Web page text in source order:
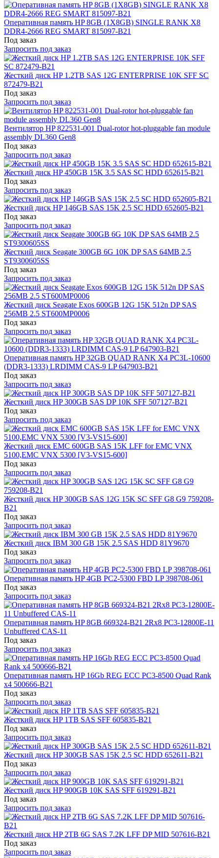
Оперативная память HP 8GB (1X8GB) SINGLE RANK X8
DDR4-2666 REG SMART 815097-B21
Под заказ
Запросить под заказ
Жесткий диск HP 1.2TB SAS 12G ENTERPRISE 10K SFF SC
872479-B21
Под заказ
Запросить под заказ
Вентилятор HP 822531-001 Dual-rotor hot-pluggable fan module
assembly DL360 Gen8
Под заказ
Запросить под заказ
Жесткий диск HP 450GB 15K 3.5 SAS SC HDD 652615-B21
Под заказ
Запросить под заказ
Жесткий диск HP 146GB SAS 15K 2.5 SC HDD 652605-B21
Под заказ
Запросить под заказ
Жесткий диск Seagate 300GB 6G 10K DP SAS 64MB 2.5
ST9300605SS
Под заказ
Запросить под заказ
Жесткий диск Seagate Exos 600GB 12G 15K 512n DP SAS
256MB 2.5 ST600MP0006
Под заказ
Запросить под заказ
Оперативная память HP 32GB QUAD RANK X4 PC3L-10600
(DDR3-1333) LRDIMM CAS-9 LP 647903-B21
Под заказ
Запросить под заказ
Жесткий диск HP 300GB SAS DP 10K SFF 507127-B21
Под заказ
Запросить под заказ
Жесткий диск EMC 600GB SAS 15K LFF for EMC VNX
5100,EMC VNX 5300 [V3-VS15-600]
Под заказ
Запросить под заказ
Жесткий диск HP 300GB SAS 12G 15K SC SFF G8 G9 759208-
B21
Под заказ
Запросить под заказ
Жесткий диск IBM 300 GB 15K 2.5 SAS HDD 81Y9670
Под заказ
Запросить под заказ
Оперативная память HP 4GB PC2-5300 FBD LP 398708-061
Под заказ
Запросить под заказ
Оперативная память HP 8GB 669324-B21 2Rx8 PC3-12800E-11
Unbuffered CAS-11
Под заказ
Запросить под заказ
Оперативная память HP 16Gb REG ECC PC3-8500 Quad Rank
x4 500666-B21
Под заказ
Запросить под заказ
Жесткий диск HP 1TB SAS SFF 605835-B21
Под заказ
Запросить под заказ
Жесткий диск HP 300GB SAS 15K 2.5 SC HDD 652611-B21
Под заказ
Запросить под заказ
Жесткий диск HP 900GB 10K SAS SFF 619291-B21
Под заказ
Запросить под заказ
Жесткий диск HP 2TB 6G SAS 7.2K LFF DP MID 507616-B21
Под заказ
Запросить под заказ